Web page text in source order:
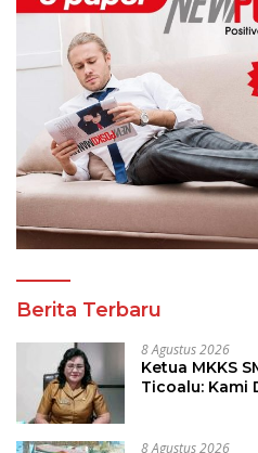
Berita Terbaru
8 Agustus 2026
Ketua MKKS
Ticoalu: Kami
8 Agustus 2026